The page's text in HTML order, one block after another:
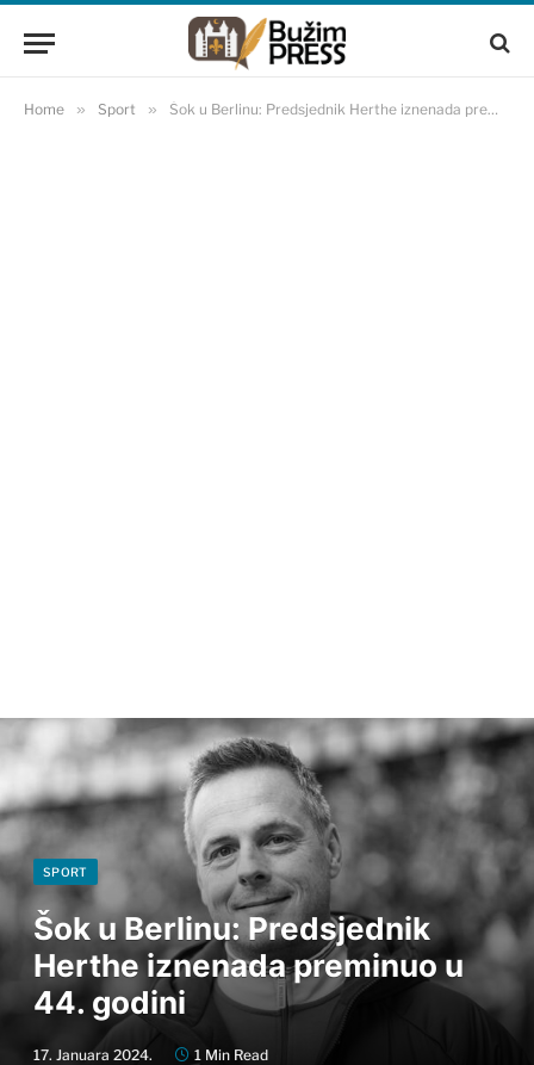
Home » Sport » Šok u Berlinu: Predsjednik Herthe iznenada preminuo u 44. godini
SPORT
Šok u Berlinu: Predsjednik
Herthe iznenada preminuo u
44. godini
17. Januara 2024. 1 Min Read